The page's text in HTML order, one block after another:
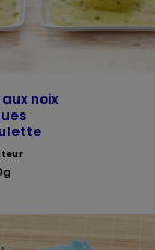
noix